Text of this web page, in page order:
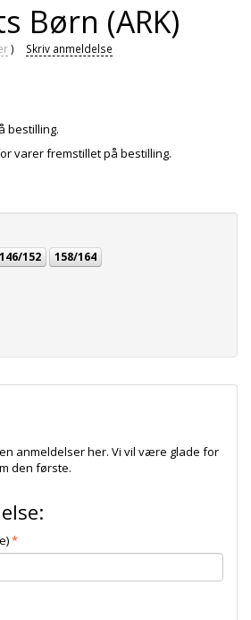
Børn (ARK)
Skriv anmeldelse
bestilling.
varer fremstillet på bestilling.
146/152 158/164
anmeldelser her. Vi vil være glade for
den første.